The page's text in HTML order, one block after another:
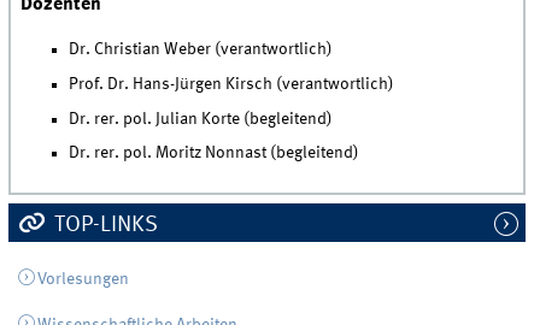
Dozenten
Dr. Christian Weber (verantwortlich)
Prof. Dr. Hans-Jürgen Kirsch (verantwortlich)
Dr. rer. pol. Julian Korte (begleitend)
Dr. rer. pol. Moritz Nonnast (begleitend)
TOP-LINKS
Vorlesungen